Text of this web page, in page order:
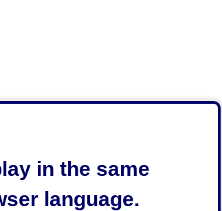
in the same
language.